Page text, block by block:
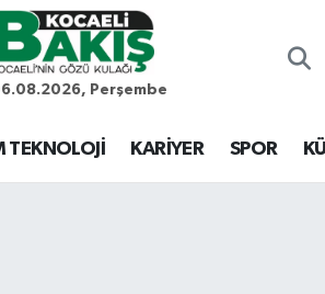
Perşembe
TEKNOLOJİ KARİYER SPOR
Eczaneler
Durumu